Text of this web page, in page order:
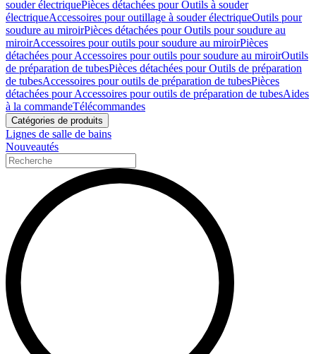
souder électriquePièces détachées pour Outils à souder
électriqueAccessoires pour outillage à souder électriqueOutils pour
soudure au miroirPièces détachées pour Outils pour soudure au
miroirAccessoires pour outils pour soudure au miroirPièces
détachées pour Accessoires pour outils pour soudure au miroirOutils
de préparation de tubesPièces détachées pour Outils de préparation
de tubesAccessoires pour outils de préparation de tubesPièces
détachées pour Accessoires pour outils de préparation de tubesAides
à la commandeTélécommandes
Catégories de produits
Lignes de salle de bains
Nouveautés